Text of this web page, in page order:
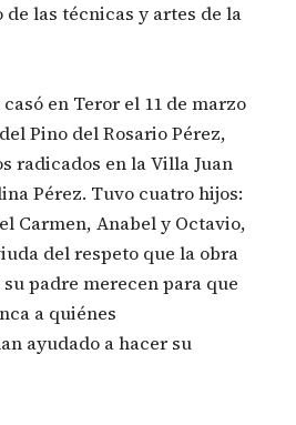
las técnicas y artes de la
en Teror el 11 de marzo
Pino del Rosario Pérez,
radicados en la Villa Juan
Pérez. Tuvo cuatro hijos:
Carmen, Anabel y Octavio,
del respeto que la obra
padre merecen para que
a quiénes
ayudado a hacer su